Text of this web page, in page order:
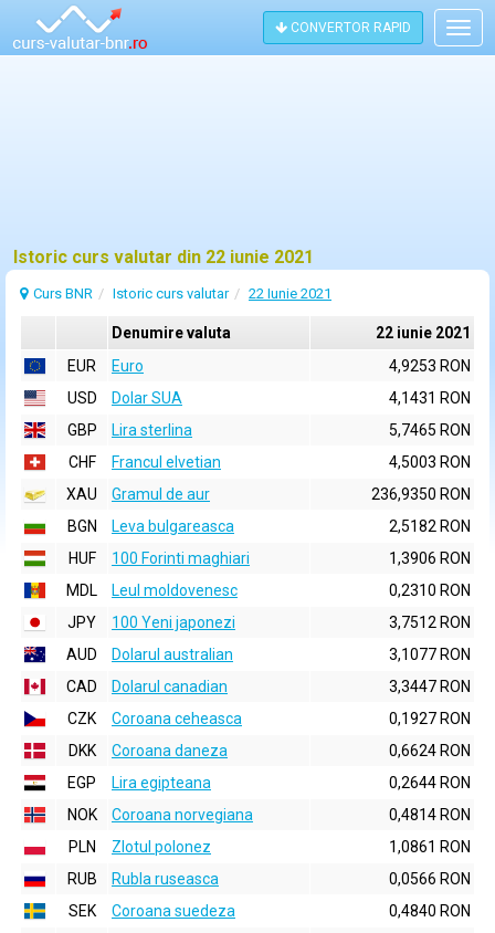
CONVERTOR RAPID
Istoric curs valutar din 22 iunie 2021
Curs BNR Istoric curs valutar 22 Iunie 2021
Denumire valuta
22 iunie 2021
EUR
Euro
4,9253 RON
USD
Dolar SUA
4,1431 RON
GBP
Lira sterlina
5,7465 RON
CHF
Francul elvetian
4,5003 RON
XAU
Gramul de aur
236,9350 RON
BGN
Leva bulgareasca
2,5182 RON
HUF
100 Forinti maghiari
1,3906 RON
MDL
Leul moldovenesc
0,2310 RON
JPY
100 Yeni japonezi
3,7512 RON
AUD
Dolarul australian
3,1077 RON
CAD
Dolarul canadian
3,3447 RON
CZK
Coroana ceheasca
0,1927 RON
DKK
Coroana daneza
0,6624 RON
EGP
Lira egipteana
0,2644 RON
NOK
Coroana norvegiana
0,4814 RON
PLN
Zlotul polonez
1,0861 RON
RUB
Rubla ruseasca
0,0566 RON
SEK
Coroana suedeza
0,4840 RON